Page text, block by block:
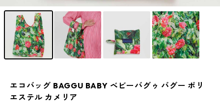
エコバッグ BAGGU BABY ベビーバグゥ バグー ポリ
エステル カメリア